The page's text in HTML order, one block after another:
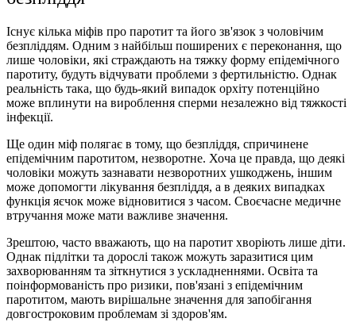
Існує кілька міфів про паротит та його зв'язок з чоловічим
безпліддям. Одним з найбільш поширених є переконання, що
лише чоловіки, які страждають на тяжку форму епідемічного
паротиту, будуть відчувати проблеми з фертильністю. Однак
реальність така, що будь-який випадок орхіту потенційно
може вплинути на вироблення сперми незалежно від тяжкості
інфекції.
Ще один міф полягає в тому, що безпліддя, спричинене
епідемічним паротитом, незворотне. Хоча це правда, що деякі
чоловіки можуть зазнавати незворотних ушкоджень, іншим
може допомогти лікування безпліддя, а в деяких випадках
функція яєчок може відновитися з часом. Своєчасне медичне
втручання може мати важливе значення.
Зрештою, часто вважають, що на паротит хворіють лише діти.
Однак підлітки та дорослі також можуть заразитися цим
захворюванням та зіткнутися з ускладненнями. Освіта та
поінформованість про ризики, пов'язані з епідемічним
паротитом, мають вирішальне значення для запобігання
довгостроковим проблемам зі здоров'ям.